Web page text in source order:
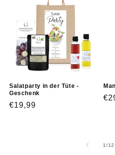
Salatparty in der Tüte -
Geschenk
Normaler
€19,99
1 /von
12